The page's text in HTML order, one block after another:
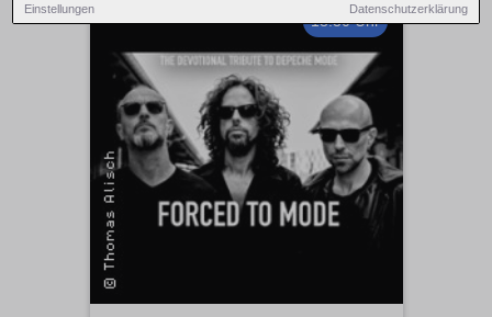
Einstellungen Datenschutzerklärung
18:30 Uhr